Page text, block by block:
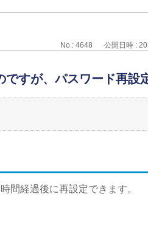
No : 4648 公開日時 :
すが、パスワード再設
間経過後に再設定できます。